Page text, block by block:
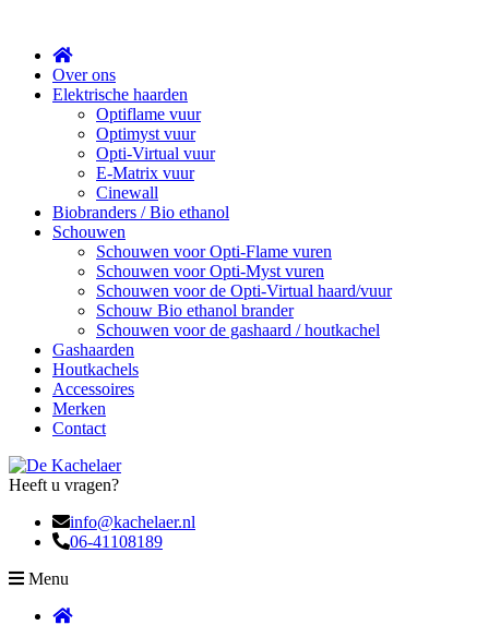
Over ons
Elektrische haarden
Optiflame vuur
Optimyst vuur
Opti-Virtual vuur
E-Matrix vuur
Cinewall
Biobranders / Bio ethanol
Schouwen
Schouwen voor Opti-Flame vuren
Schouwen voor Opti-Myst vuren
Schouwen voor de Opti-Virtual haard/vuur
Schouw Bio ethanol brander
Schouwen voor de gashaard / houtkachel
Gashaarden
Houtkachels
Accessoires
Merken
Contact
Heeft u vragen?
info@kachelaer.nl
06-41108189
Menu